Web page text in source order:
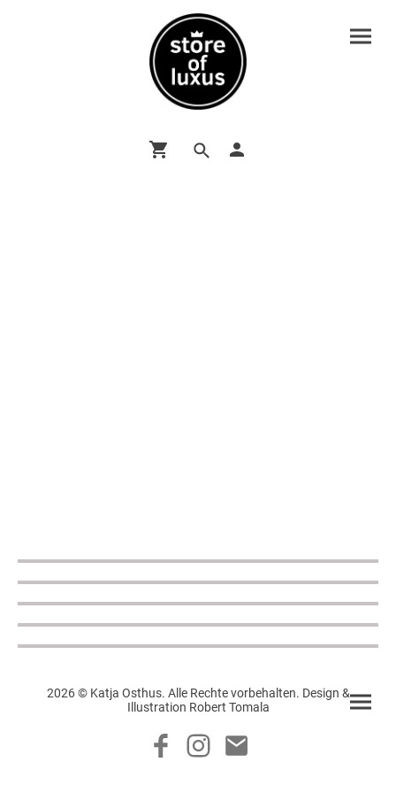
2026 © Katja Osthus. Alle Rechte vorbehalten. Design &
Illustration Robert Tomala